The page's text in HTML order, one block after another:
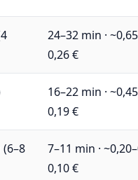
24–32 min ·
0,26 €
16–22 min ·
0,19 €
(6–8
7–11 min ·
0,10 €